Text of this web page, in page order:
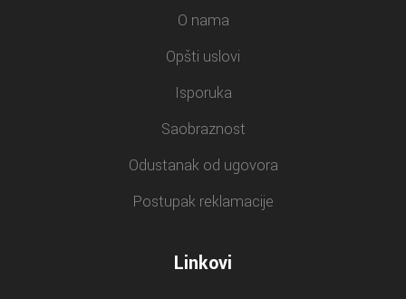
O nama
Opšti uslovi
Isporuka
Saobraznost
Odustanak od ugovora
Postupak reklamacije
Linkovi